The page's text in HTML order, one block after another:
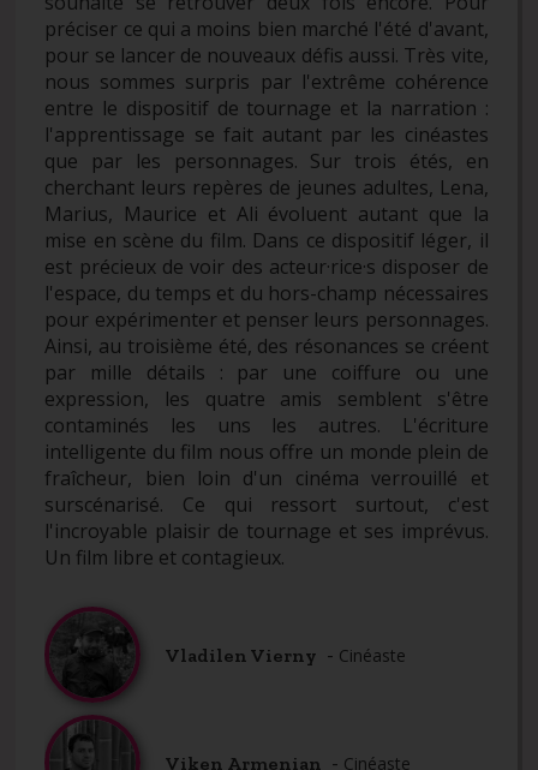
préciser ce qui a moins bien marché l'été d'avant,
pour se lancer de nouveaux défis aussi. Très vite,
nous sommes surpris par l'extrême cohérence
entre le dispositif de tournage et la narration :
l'apprentissage se fait autant par les cinéastes
que par les personnages. Sur trois étés, en
cherchant leurs repères de jeunes adultes, Lena,
Marius, Maurice et Ali évoluent autant que la
mise en scène du film. Dans ce dispositif léger, il
est précieux de voir des acteur·rice·s disposer de
l'espace, du temps et du hors-champ nécessaires
pour expérimenter et penser leurs personnages.
Ainsi, au troisième été, des résonances se créent
par mille détails : par une coiffure ou une
expression, les quatre amis semblent s'être
contaminés les uns les autres. L'écriture
intelligente du film nous offre un monde plein de
fraîcheur, bien loin d'un cinéma verrouillé et
surscénarisé. Ce qui ressort surtout, c'est
l'incroyable plaisir de tournage et ses imprévus.
Un film libre et contagieux.
Vladilen Vierny - Cinéaste
Viken Armenian - Cinéaste